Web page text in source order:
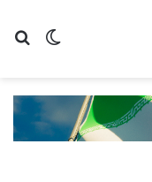
تغییر